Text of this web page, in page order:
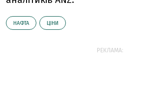
НАФТА ЦІНИ
РЕКЛАМА: